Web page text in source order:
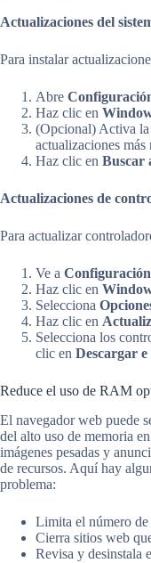
Actualizaciones del
Para instalar
Abre
Haz clic en
(Opcional) Activa
actualizaciones más
Haz clic en Buscar
Actualizaciones de
Para actualizar
Ve a Configuración
Haz clic en
Selecciona
Haz clic en
Selecciona los
clic en Descargar
Reduce el uso de RAM
El navegador web puede
del alto uso de memoria
imágenes pesadas y
de recursos. Aquí hay
problema:
Limita el número de
Cierra sitios web
Revisa y desinstala